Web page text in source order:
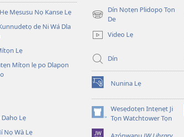
Mẹsusu Nọ Kanse Lẹ
de Ni Wá Dla
Lẹ
Mítọn lẹ po Dlapọn
Lẹ
Nọ Wà Lẹ
Dín Nọtẹn Plidopọ Tọn
De
(opens
window)Video Lẹ
Dín
Nunina Lẹ
(opens
new
window)Wesẹdotẹn Intẹnẹt Ji
Tọn Watchtower Tọn
(opens
new